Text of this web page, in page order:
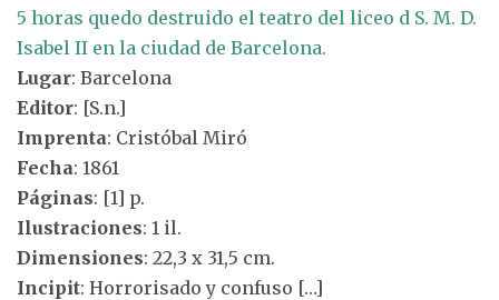
5 horas quedo destruido el teatro del liceo d S. M. D.
Isabel II en la ciudad de Barcelona.
Lugar: Barcelona
Editor: [S.n.]
Imprenta: Cristóbal Miró
Fecha: 1861
Páginas: [1] p.
Ilustraciones: 1 il.
Dimensiones: 22,3 x 31,5 cm.
Incipit: Horrorisado y confuso […]